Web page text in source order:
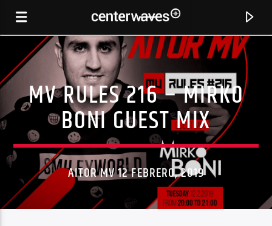
MV RULES 216 – MIRKO
BONI GUEST MIX
AITOR MV 12 FEBRERO, 2019